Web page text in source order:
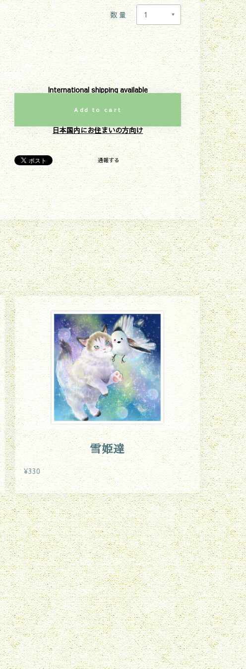
数量
International shipping available
Add to cart
日本国内にお住まいの方向け
通報する
雪姫達
¥330